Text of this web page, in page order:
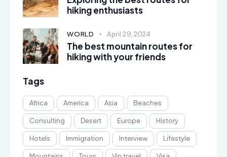
hiking enthusiasts
WORLD April 29, 2024
The best mountain routes for
hiking with your friends
Tags
Africa America Asia Beaches
Consulting Desert Europe History
Hotels Immigration Interview Lifestyle